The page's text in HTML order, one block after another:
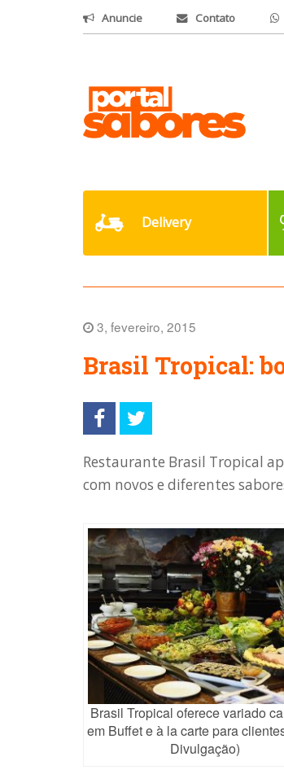
Anuncie Contato
Delivery
3, fevereiro, 2015
Brasil Tropical:
Restaurante Brasil Tropical
com novos e diferentes
Brasil Tropical oferece variado
em Buffet e à la carte para
Divulgação)